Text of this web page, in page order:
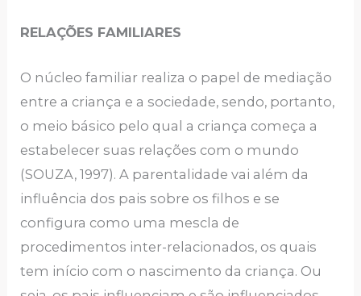
RELAÇÕES FAMILIARES
O núcleo familiar realiza o papel de mediação
entre a criança e a sociedade, sendo, portanto,
o meio básico pelo qual a criança começa a
estabelecer suas relações com o mundo
(SOUZA, 1997). A parentalidade vai além da
influência dos pais sobre os filhos e se
configura como uma mescla de
procedimentos inter-relacionados, os quais
tem início com o nascimento da criança. Ou